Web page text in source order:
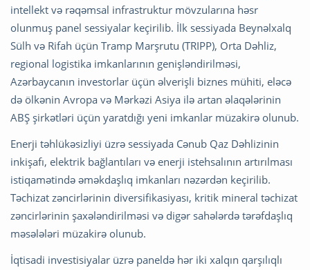
intellekt və rəqəmsal infrastruktur mövzularına həsr
olunmuş panel sessiyalar keçirilib. İlk sessiyada Beynəlxalq
Sülh və Rifah üçün Tramp Marşrutu (TRIPP), Orta Dəhliz,
regional logistika imkanlarının genişləndirilməsi,
Azərbaycanın investorlar üçün əlverişli biznes mühiti, eləcə
də ölkənin Avropa və Mərkəzi Asiya ilə artan əlaqələrinin
ABŞ şirkətləri üçün yaratdığı yeni imkanlar müzakirə olunub.
Enerji təhlükəsizliyi üzrə sessiyada Cənub Qaz Dəhlizinin
inkişafı, elektrik bağlantıları və enerji istehsalının artırılması
istiqamətində əməkdaşlıq imkanları nəzərdən keçirilib.
Təchizat zəncirlərinin diversifikasiyası, kritik mineral təchizat
zəncirlərinin şaxələndirilməsi və digər sahələrdə tərəfdaşlıq
məsələləri müzakirə olunub.
İqtisadi investisiyalar üzrə paneldə hər iki xalqın qarşılıqlı